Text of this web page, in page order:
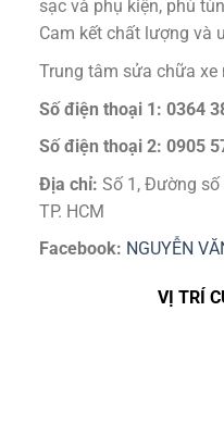
sạc và phụ kiện, phù
Cam kết chất lượng và
Trung tâm sửa chữa xe
Số điện thoại 1: 0364
Số điện thoại 2: 0905
Địa chỉ: Số 1, Đường số
TP. HCM
Facebook: NGUYỄN
VỊ TRÍ